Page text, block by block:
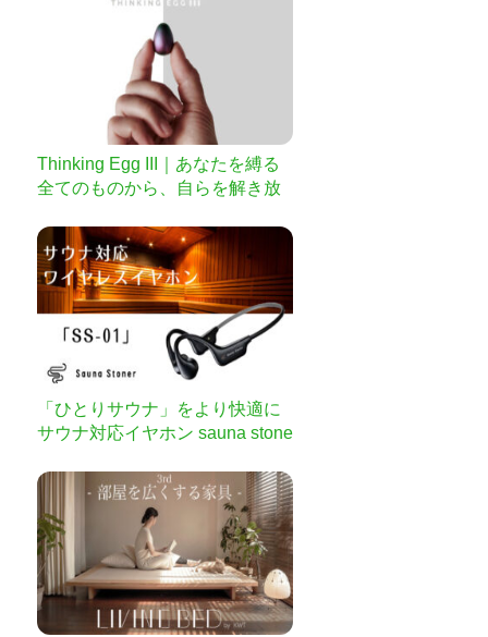
Thinking Egg III｜あなたを縛る
全てのものから、自らを解き放
「ひとりサウナ」をより快適に
サウナ対応イヤホン sauna stone